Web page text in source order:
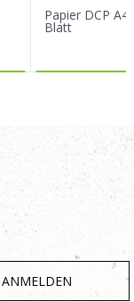
Papier DCP A4
Blatt
ANMELDEN